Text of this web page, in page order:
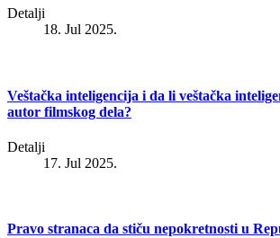
Detalji
18. Jul 2025.
Veštačka inteligencija i da li veštačka
autor filmskog dela?
Detalji
17. Jul 2025.
Pravo stranaca da stiču nepokretnosti u